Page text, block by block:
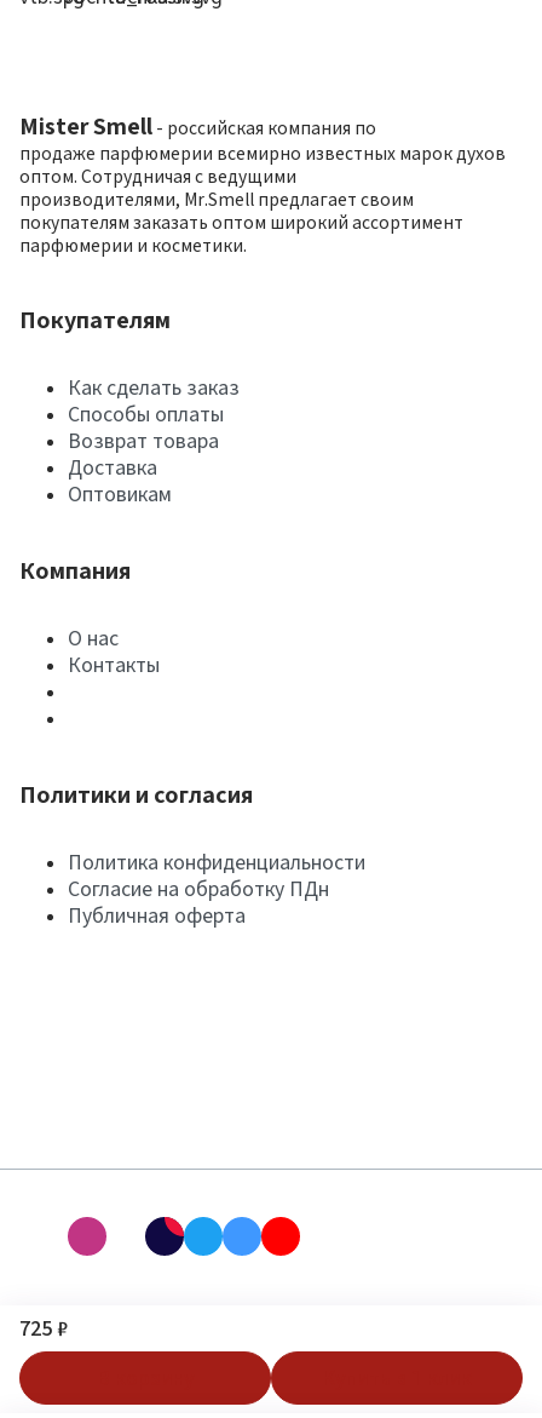
725 ₽
Mister Smell - российская компания по
продаже парфюмерии всемирно известных марок духов
оптом. Сотрудничая с ведущими
производителями, Mr.Smell предлагает своим
покупателям заказать оптом широкий ассортимент
парфюмерии и косметики.
Покупателям
Как сделать заказ
Способы оплаты
Возврат товара
Доставка
Оптовикам
Компания
О нас
Контакты
Политики и согласия
Политика конфиденциальности
Согласие на обработку ПДн
Публичная оферта